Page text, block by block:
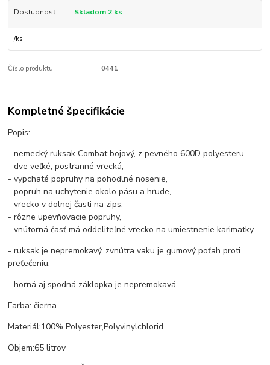
Dostupnosť Skladom 2 ks
/ks
Číslo produktu: 0441
Kompletné špecifikácie
Popis:
- nemecký ruksak Combat bojový, z pevného 600D polyesteru.
- dve veľké, postranné vrecká,
- vypchaté popruhy na pohodlné nosenie,
- popruh na uchytenie okolo pásu a hrude,
- vrecko v dolnej časti na zips,
- rôzne upevňovacie popruhy,
- vnútorná časť má oddeliteľné vrecko na umiestnenie karimatky,
- ruksak je nepremokavý, zvnútra vaku je gumový poťah proti
preťečeniu,
- horná aj spodná záklopka je nepremokavá.
Farba: čierna
Materiál:100% Polyester,Polyvinylchlorid
Objem:65 litrov